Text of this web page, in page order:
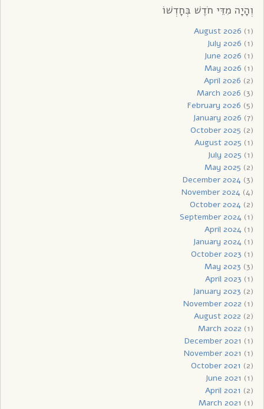
וְהָיָה מִדֵּי חֹדֶשׁ בְּחָדְשׁוֹ
August 2026 (1)
July 2026 (1)
June 2026 (1)
May 2026 (1)
April 2026 (2)
March 2026 (3)
February 2026 (5)
January 2026 (7)
October 2025 (2)
August 2025 (1)
July 2025 (1)
May 2025 (2)
December 2024(3)
November 2024(4)
October 2024(2)
September 2024(1)
April 2024(1)
January 2024(1)
October 2023 (1)
May 2023 (3)
April 2023 (1)
January 2023 (2)
November 2022 (1)
August 2022 (2)
March 2022 (1)
December 2021 (1)
November 2021 (1)
October 2021 (2)
June 2021 (1)
April 2021 (2)
March 2021 (1)